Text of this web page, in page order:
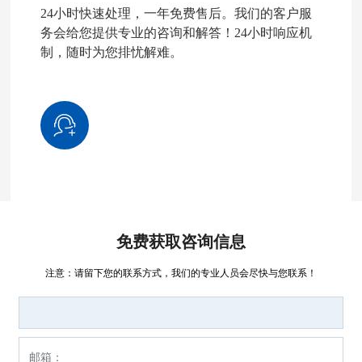
24小时快速处理，一年免费售后。我们的客户服
务会给您提供专业的咨询和解答！24小时响应机
制，随时为您排忧解难。
免费获取咨询信息
注意：请留下您的联系方式，我们的专业人员会尽快与您联系！